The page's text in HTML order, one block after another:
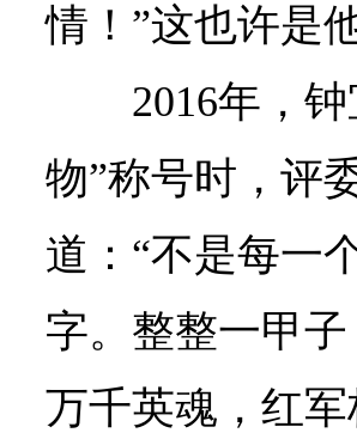
情！”这也许是
2016年，
物”称号时，评
道：“不是每一
字。整整一甲
万千英魂，红